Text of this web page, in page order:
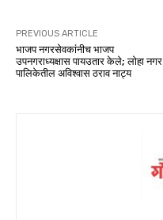
PREVIOUS ARTICLE
भाजप नगरसेवकांनीच भाजप
उपनगराध्यक्षास पायउतार केले; लोहा नगर
पालिकेतील अविश्वास ठराव नाट्य